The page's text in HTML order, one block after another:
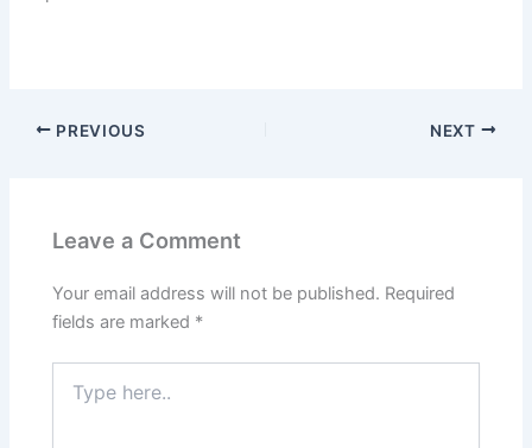
PREVIOUS NEXT
Leave a Comment
Your email address will not be published. Required
fields are marked *
here..